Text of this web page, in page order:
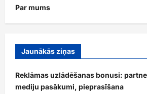
Par mums
Jaunākās ziņas
Reklāmas uzlādēšanas bonusi:
mediju pasākumi, pieprasīšana